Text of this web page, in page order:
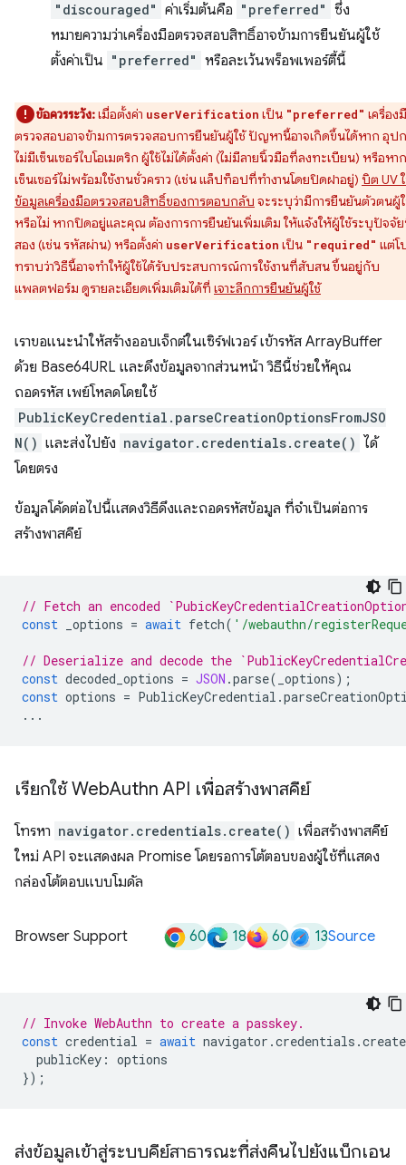
"discouraged" ค่าเริ่มต้นคือ "preferred" ซึ่ง
หมายความว่าเครื่องมือตรวจสอบสิทธิ์อาจข้ามการยืนยันผู้ใช้
ตั้งค่าเป็น "preferred" หรือละเว้นพร็อพเพอร์ตี้นี้
ข้อควรระวัง:เมื่อตั้งค่า userVerification เป็น "preferred" เครื่อง
ตรวจสอบอาจข้ามการตรวจสอบการยืนยันผู้ใช้ ปัญหานี้อาจเกิดขึ้นได้หาก อุ
ไม่มีเซ็นเซอร์ไบโอเมตริก ผู้ใช้ไม่ได้ตั้งค่า (ไม่มีลายนิ้วมือที่ลงทะเบียน) หรือหาก
เซ็นเซอร์ไม่พร้อมใช้งานชั่วคราว (เช่น แล็ปท็อปที่ทำงานโดยปิดฝาอยู่) บิต UV
ข้อมูลเครื่องมือตรวจสอบสิทธิ์ของการตอบกลับ จะระบุว่ามีการยืนยันตัวตนผู้
หรือไม่ หากปิดอยู่และคุณ ต้องการการยืนยันเพิ่มเติม ให้แจ้งให้ผู้ใช้ระบุปัจจั
สอง (เช่น รหัสผ่าน) หรือตั้งค่า userVerification เป็น "required" แต่โ
ทราบว่าวิธีนี้อาจทำให้ผู้ใช้ได้รับประสบการณ์การใช้งานที่สับสน ขึ้นอยู่กับ
แพลตฟอร์ม ดูรายละเอียดเพิ่มเติมได้ที่ เจาะลึกการยืนยันผู้ใช้
เราขอแนะนำให้สร้างออบเจ็กต์ในเซิร์ฟเวอร์ เข้ารหัส ArrayBuffer
ด้วย Base64URL และดึงข้อมูลจากส่วนหน้า วิธีนี้ช่วยให้คุณ
ถอดรหัส เพย์โหลดโดยใช้
PublicKeyCredential.parseCreationOptionsFromJSO
N() และส่งไปยัง navigator.credentials.create() ได้
โดยตรง
ข้อมูลโค้ดต่อไปนี้แสดงวิธีดึงและถอดรหัสข้อมูล ที่จำเป็นต่อการ
สร้างพาสคีย์
// Fetch an encoded
const
_options = await fetch( '/webauthn/
// Deserialize and decode the
const decoded_options = JSON .parse( _options);
const options = PublicKeyCredential .
...
เรียกใช้ WebAuthn API เพื่อสร้างพาสคีย์
โทรหา navigator.credentials.create() เพื่อสร้างพาสคีย์
ใหม่ API จะแสดงผล Promise โดยรอการโต้ตอบของผู้ใช้ที่แสดง
กล่องโต้ตอบแบบโมดัล
Browser Support 60 18 60 13Source
// Invoke WebAuthn to create a passkey.
const credential = await navigator .credentials .create
publicKey : options
});
ส่งข้อมูลเข้าสู่ระบบคีย์สาธารณะที่ส่งคืนไปยังแบ็กเอน